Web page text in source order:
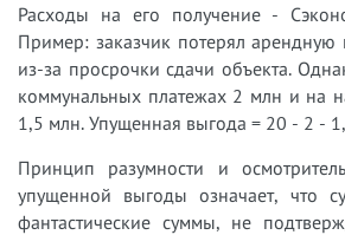
Расходы на его получение -
Пример: заказчик потерял арендную
из-за просрочки сдачи объекта.
коммунальных платежах 2 млн и на
1,5 млн. Упущенная выгода = 20 - 2 -
Принцип разумности и
упущенной выгоды означает, что
фантастические суммы, не